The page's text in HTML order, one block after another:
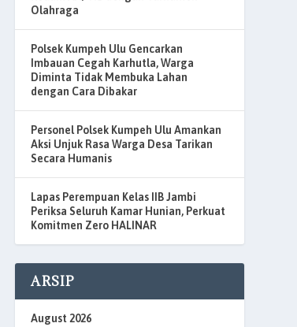
Olahraga
Polsek Kumpeh Ulu Gencarkan
Imbauan Cegah Karhutla, Warga
Diminta Tidak Membuka Lahan
dengan Cara Dibakar
Personel Polsek Kumpeh Ulu Amankan
Aksi Unjuk Rasa Warga Desa Tarikan
Secara Humanis
Lapas Perempuan Kelas IIB Jambi
Periksa Seluruh Kamar Hunian, Perkuat
Komitmen Zero HALINAR
ARSIP
August 2026